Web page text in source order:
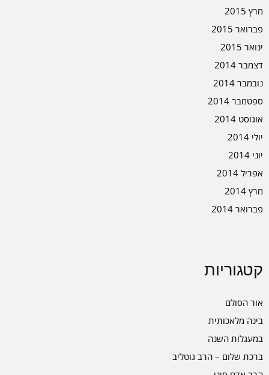
מרץ 2015
פברואר 2015
ינואר 2015
דצמבר 2014
נובמבר 2014
ספטמבר 2014
אוגוסט 2014
יולי 2014
יוני 2014
אפריל 2014
מרץ 2014
פברואר 2014
קטגוריות
אור הסולם
בינה מלאכותית
במעגלות השנה
ברכת שלום – הרב גוטליב